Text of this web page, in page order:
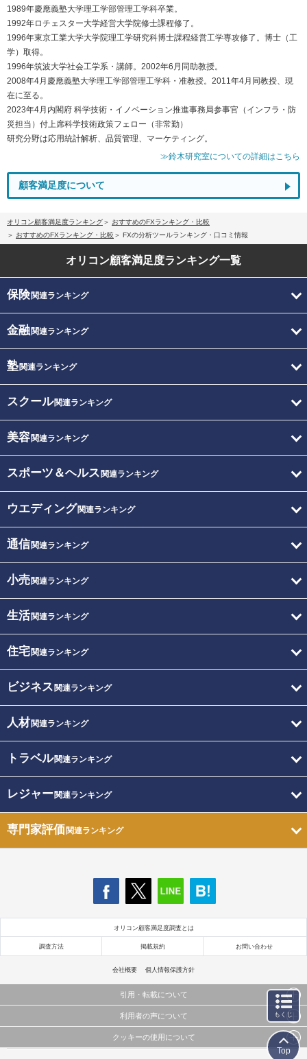
1989年慶應義塾大学理工学部管理工学科卒業。
1992年ロチェスター大学経営大学院修士課程修了。
1996年東京工業大学大学院理工学研究科博士課程経営工学専攻修了。博士（工
学）取得。
1996年筑波大学社会工学系・講師。2002年6月同助教授。
2008年4月慶應義塾大学理工学部管理工学科・准教授。2011年4月同教授、現
在に至る。
2023年4月内閣府 科学技術・イノベーション推進事務局参事官（インフラ・防
災担当）付上席科学技術政策フェロー（非常勤）
研究分野は応用統計解析、品質管理、マーケティング。
≫鈴木研究室についての詳細はこちら
顧客満足度について
オリコン顧客満足度ランキング
おすすめのFXランキング・比較
おすすめのFXランキング・比較
FXの分析ツールランキング・口コミ情報
オリコン顧客満足度ランキング一覧
保険関連ランキング
金融関連ランキング
塾関連ランキング
スクール関連ランキング
美容関連ランキング
スポーツ＆ヘルス 関連ランキング
ウエディング関連ランキング
通信関連ランキング
小売関連ランキング
生活関連ランキング
住宅関連ランキング
ビジネス 関連ランキング
人材関連ランキング
トラベル関連ランキング
レジャー関連ランキング
専門家評価関連ランキング
オリコン顧客満足度調査とは
調査方法 掲載規約 お問い合わせ
会社概要 個人情報保護方針
引用・転載について
当サイトで公開されている情報（文字、写真、イラスト、画像データ等）及びこれらの配置・
これらの情報を権利者の許可なく無断転載・複製などの二次利用を行うことは固く禁じており
利用者の声について
当サイトに掲載している内容はすべてサービスの利用者が提出された見解・感想です。
クッキーの使用について
もくじ
Top